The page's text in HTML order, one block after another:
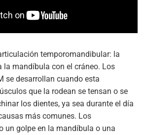
temporomandibular: la
la mandíbula con el cráneo. Los
se desarrollan cuando esta
que la rodean se tensan o se
los dientes, ya sea durante el día
más comunes. Los
un golpe en la mandíbula o una